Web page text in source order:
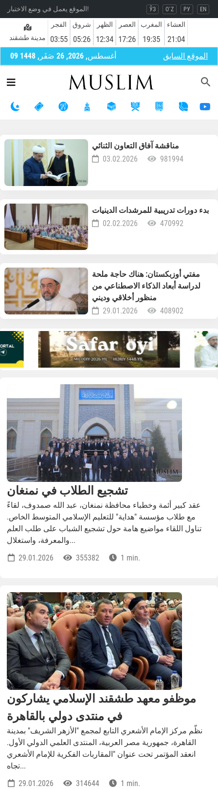
الموقع يعمل في وضع الاختبار! ЎЗ O`Z РУ EN
مدينة طشقند
الفجر
03:55
شروق
05:26
الظهر
12:34
العصر
17:26
المغرب
19:35
العشاء
21:04
09 أغسطس, 2026, 26 صَفَر, 1448 الموقع السابق
مناقشة آفاق التعاون الثنائي
03.02.2026
981994
بدء دورات تدريبية للمرشدات الدينيات
02.02.2026
470992
مفتي أوزبكستان: هناك حاجة ملحة
لدراسة أبعاد الذكاء الاصطناعي من
منظور أخلاقي وديني
29.01.2026
408902
تشجيع الطلاب في نمنغان
عقد كبير أئمة وخطباء محافظة نمنغان، عبد الله صمدوف، لقاءً
مع طلاب مؤسسة "هداية" للتعليم الإسلامي المتوسط الخاص.
تناول اللقاء مواضيع هامة حول تشجيع الشباب على طلب العلم
والمعرفة، واستغلال...
29.01.2026
355382 1 min.
موظفو معهد طشقند الإسلامي يشاركون
في منتدى دولي بالقاهرة
نظّم مركز الإمام الأشعري التابع لمجمع "الأزهر الشريف" بمدينة
القاهرة، جمهورية مصر العربية، المنتدى العلمي الدولي الأول.
انعقد المؤتمر تحت عنوان "المقاربات الفكرية للإمام الأشعري
تجاه...
29.01.2026
314644 1 min.